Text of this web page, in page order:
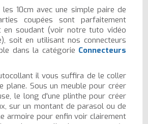
10cm avec une simple paire de
coupées sont parfaitement
en soudant (voir notre tuto vidéo
soit en utilisant nos connecteurs
dans la catégorie Connecteurs
il vous suffira de le coller
plane. Sous un meuble pour créer
le long d'une plinthe pour créer
sur un montant de parasol ou de
armoire pour enfin voir clairement